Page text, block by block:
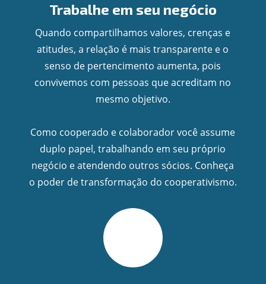
Trabalhe em seu negócio
Quando compartilhamos valores, crenças e
atitudes, a relação é mais transparente e o
senso de pertencimento aumenta, pois
convivemos com pessoas que acreditam no
mesmo objetivo.
Como cooperado e colaborador você assume
duplo papel, trabalhando em seu próprio
negócio e atendendo outros sócios. Conheça
o poder de transformação do cooperativismo.